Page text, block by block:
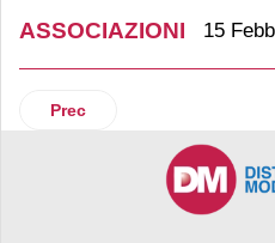
ASSOCIAZIONI 15
Articolo precedente:
Prec